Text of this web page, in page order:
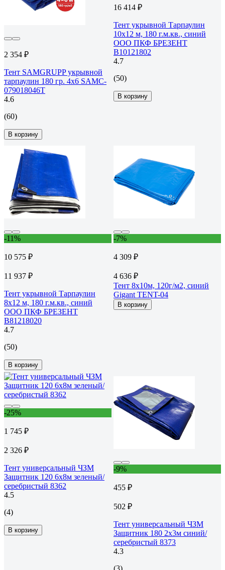
2 354 ₽
Тент SAMGRUPP укрывной
тарпаулин 180 гр. 4x6 SAMC-
079018046Т
4.6
(60)
В корзину
16 414 ₽
Тент укрывной Тарпаулин
10х12 м, 180 г.м.кв., синий
ООО ПКФ БРЕЗЕНТ
В10121802
4.7
(50)
В корзину
-11%
10 575 ₽
11 937 ₽
Тент укрывной Тарпаулин
8х12 м, 180 г.м.кв., синий
ООО ПКФ БРЕЗЕНТ
В81218020
4.7
(50)
В корзину
-7%
4 309 ₽
4 636 ₽
Тент 8х10м, 120г/м2, синий
Gigant TENT-04
В корзину
-25%
1 745 ₽
2 326 ₽
Тент универсальный ЧЗМ
Защитник 120 6х8м зеленый/
серебристый 8362
4.5
(4)
В корзину
-9%
455 ₽
502 ₽
Тент универсальный ЧЗМ
Защитник 180 2х3м синий/
серебристый 8373
4.3
(3)